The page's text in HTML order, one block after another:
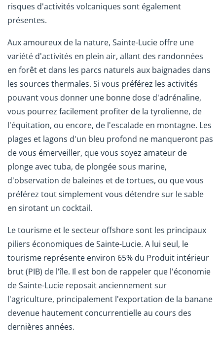
risques d'activités volcaniques sont également
présentes.
Aux amoureux de la nature, Sainte-Lucie offre une
variété d'activités en plein air, allant des randonnées
en forêt et dans les parcs naturels aux baignades dans
les sources thermales. Si vous préférez les activités
pouvant vous donner une bonne dose d'adrénaline,
vous pourrez facilement profiter de la tyrolienne, de
l'équitation, ou encore, de l'escalade en montagne. Les
plages et lagons d'un bleu profond ne manqueront pas
de vous émerveiller, que vous soyez amateur de
plonge avec tuba, de plongée sous marine,
d'observation de baleines et de tortues, ou que vous
préférez tout simplement vous détendre sur le sable
en sirotant un cocktail.
Le tourisme et le secteur offshore sont les principaux
piliers économiques de Sainte-Lucie. A lui seul, le
tourisme représente environ 65% du Produit intérieur
brut (PIB) de l'île. Il est bon de rappeler que l'économie
de Sainte-Lucie reposait anciennement sur
l'agriculture, principalement l'exportation de la banane
devenue hautement concurrentielle au cours des
dernières années.